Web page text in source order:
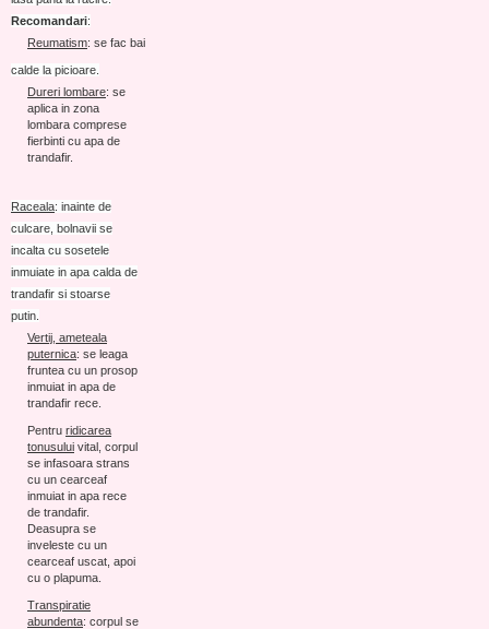
Recomandari:
Reumatism: se fac bai
calde la picioare.
Dureri lombare: se
aplica in zona
lombara comprese
fierbinti cu apa de
trandafir.
Raceala: inainte de
culcare, bolnavii se
incalta cu sosetele
inmuiate in apa calda de
trandafir si stoarse
putin.
Vertij, ameteala
puternica: se leaga
fruntea cu un prosop
inmuiat in apa de
trandafir rece.
Pentru ridicarea
tonusului vital, corpul
se infasoara strans
cu un cearceaf
inmuiat in apa rece
de trandafir.
Deasupra se
inveleste cu un
cearceaf uscat, apoi
cu o plapuma.
Transpiratie
abundenta: corpul se